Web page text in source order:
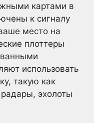
картами в
к сигналу
место на
плоттеры
использовать
такую как
эхолоты